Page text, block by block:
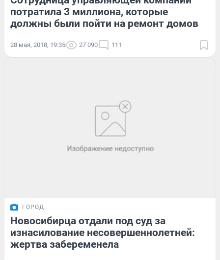
потратила 3 миллиона, которые
должны были пойти на ремонт домов
28 мая, 2018, 19:35 27 090 111
ГОРОД
Новосибирца отдали под суд за
изнасилование несовершеннолетней:
жертва забеременела